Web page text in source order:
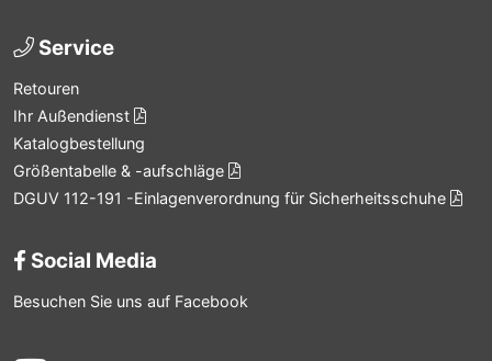
Service
Retouren
Ihr Außendienst
Katalogbestellung
Größentabelle & -aufschläge
DGUV 112-191 -Einlagenverordnung für Sicherheitsschuhe
Social Media
Besuchen Sie uns auf Facebook